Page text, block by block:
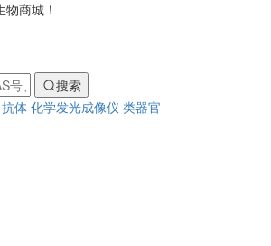
商城！
搜索
抗体 化学发光成像仪 类器官